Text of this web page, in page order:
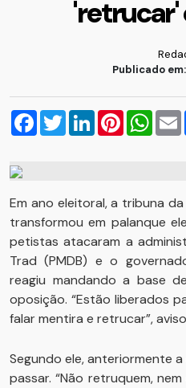
'retrucar'
Publicado
Facebook
TwitterLinkedInPinterest
Em ano eleitoral, a tribuna
transformou em palanque
petistas atacaram a
Trad (PMDB) e o
reagiu mandando a base
oposição. “Estão liberados
falar mentira e retrucar”,
Segundo ele, anteriormente
passar. “Não retruquem,